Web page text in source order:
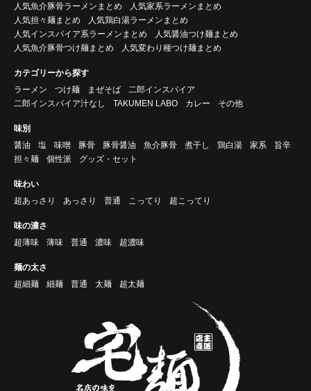
人気魚介豚骨ラーメンまとめ
人気家系ラーメンまとめ
人気担々麺まとめ
人気鶏白湯ラーメンまとめ
人気インスパイア系ラーメンまとめ
人気醤油つけ麺まとめ
人気魚介豚骨つけ麺まとめ
人気変わり種つけ麺まとめ
カテゴリーから探す
ラーメン
つけ麺 まぜそば
二郎インスパイア
二郎インスパイア汁なし
TAKUMEN LABO カレー その他
味別
醤油
塩 味噌 豚骨 豚骨醤油 魚介豚骨 煮干し 鶏白湯 家系
旨辛
担々麺
個性派 グッズ・セット
味わい
超あっさり
あっさり 普通 こってり 超こってり
味の濃さ
超薄味
薄味 普通 濃味 超濃味
麺の太さ
超細麺
細麺 普通 太麺 超太麺